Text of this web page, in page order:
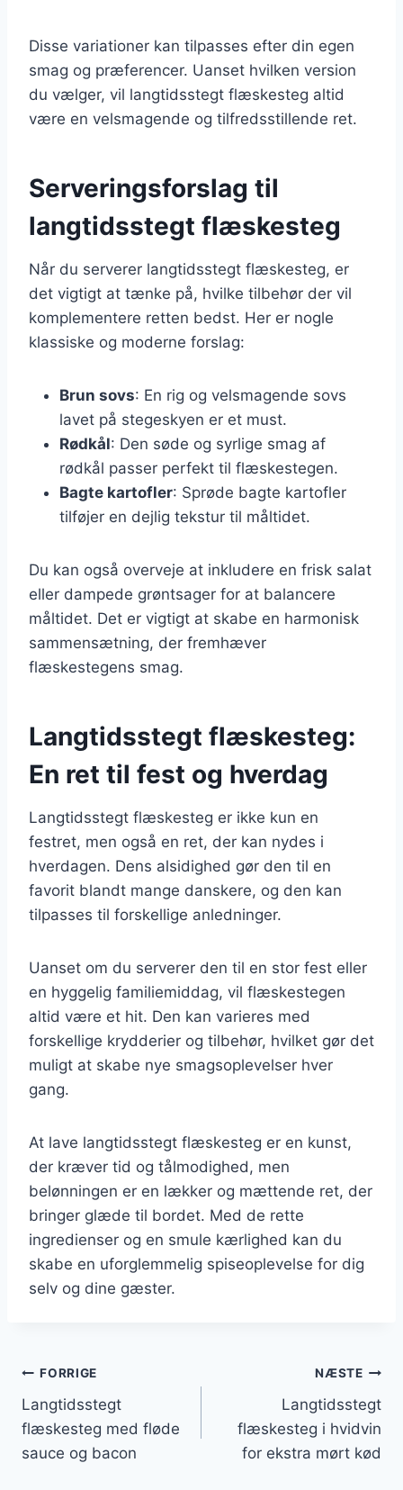
Disse variationer kan tilpasses efter din egen
smag og præferencer. Uanset hvilken version
du vælger, vil langtidsstegt flæskesteg altid
være en velsmagende og tilfredsstillende ret.
Serveringsforslag til
langtidsstegt flæskesteg
Når du serverer langtidsstegt flæskesteg, er
det vigtigt at tænke på, hvilke tilbehør der vil
komplementere retten bedst. Her er nogle
klassiske og moderne forslag:
Brun sovs: En rig og velsmagende sovs
lavet på stegeskyen er et must.
Rødkål: Den søde og syrlige smag af
rødkål passer perfekt til flæskestegen.
Bagte kartofler: Sprøde bagte kartofler
tilføjer en dejlig tekstur til måltidet.
Du kan også overveje at inkludere en frisk salat
eller dampede grøntsager for at balancere
måltidet. Det er vigtigt at skabe en harmonisk
sammensætning, der fremhæver
flæskestegens smag.
Langtidsstegt flæskesteg:
En ret til fest og hverdag
Langtidsstegt flæskesteg er ikke kun en
festret, men også en ret, der kan nydes i
hverdagen. Dens alsidighed gør den til en
favorit blandt mange danskere, og den kan
tilpasses til forskellige anledninger.
Uanset om du serverer den til en stor fest eller
en hyggelig familiemiddag, vil flæskestegen
altid være et hit. Den kan varieres med
forskellige krydderier og tilbehør, hvilket gør det
muligt at skabe nye smagsoplevelser hver
gang.
At lave langtidsstegt flæskesteg er en kunst,
der kræver tid og tålmodighed, men
belønningen er en lækker og mættende ret, der
bringer glæde til bordet. Med de rette
ingredienser og en smule kærlighed kan du
skabe en uforglemmelig spiseoplevelse for dig
selv og dine gæster.
Indlægsnavigation
FORRIGE
Langtidsstegt
flæskesteg med fløde
sauce og bacon
NÆSTE
Langtidsstegt
flæskesteg i hvidvin
for ekstra mørt kød